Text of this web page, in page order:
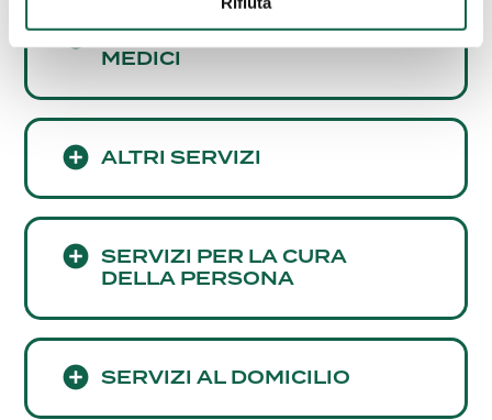
CONSULENZE E SERVIZI
MEDICI
ALTRI SERVIZI
SERVIZI PER LA CURA
DELLA PERSONA
SERVIZI AL DOMICILIO